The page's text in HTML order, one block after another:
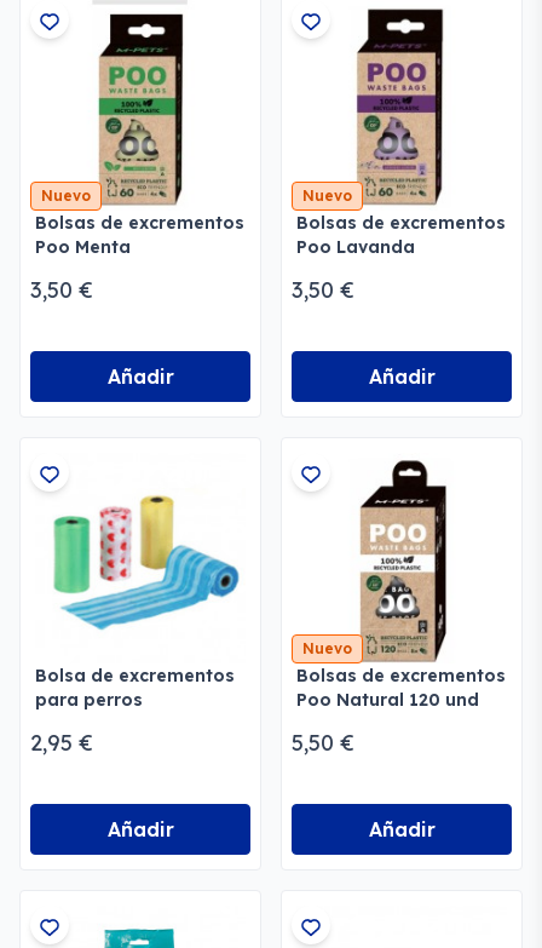
Nuevo
Bolsas de excrementos
Poo Menta
3,50 €
Añadir
Nuevo
Bolsas de excrementos
Poo Lavanda
3,50 €
Añadir
Bolsa de excrementos
para perros
2,95 €
Añadir
Nuevo
Bolsas de excrementos
Poo Natural 120 und
5,50 €
Añadir